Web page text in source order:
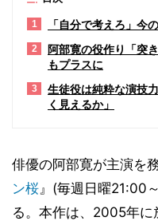
1 「自分で考えろ」今
2
阿部寛の役作り「突
もプラスに
3
生徒役は純粋な演技
く見えるか」
俳優の阿部寛が主演を
ン桜』(毎週日曜21:00
る。本作は、2005年に